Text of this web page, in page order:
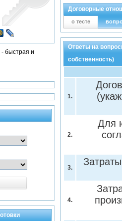
Договорные
о тесте
Ответы на
собственность)
1.
2.
Для
3.
4.
- быстрая и